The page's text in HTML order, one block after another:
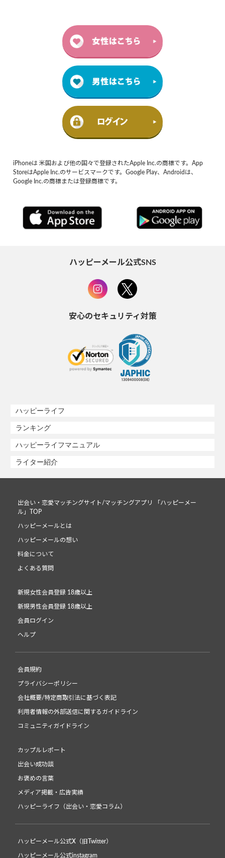
iPhoneは 米国および他の国々で登録されたApple Inc.の商標です。App
StoreはApple Inc.のサービスマークです。Google Play、Androidは、
Google Inc.の商標または登録商標です。
ハッピーメール公式SNS
安心のセキュリティ対策
ハッピーライフ
ランキング
ハッピーライフマニュアル
ライター紹介
出会い・恋愛マッチングサイト/マッチングアプリ 「ハッピーメー
ル」TOP
ハッピーメールとは
ハッピーメールの想い
料金について
よくある質問
新規女性会員登録 18歳以上
新規男性会員登録 18歳以上
会員ログイン
ヘルプ
会員規約
プライバシーポリシー
会社概要/特定商取引法に基づく表記
利用者情報の外部送信に関するガイドライン
コミュニティガイドライン
カップルレポート
出会い成功談
お褒めの言葉
メディア掲載・広告実績
ハッピーライフ（出会い・恋愛コラム）
ハッピーメール公式X（旧Twitter）
ハッピーメール公式instagram